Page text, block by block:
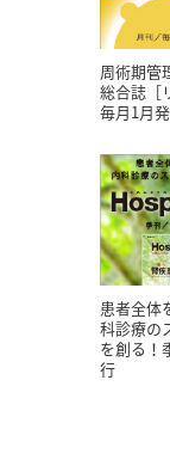
周術期管
総合誌［
毎月1月
患者全体
科診療の
を創る！
行